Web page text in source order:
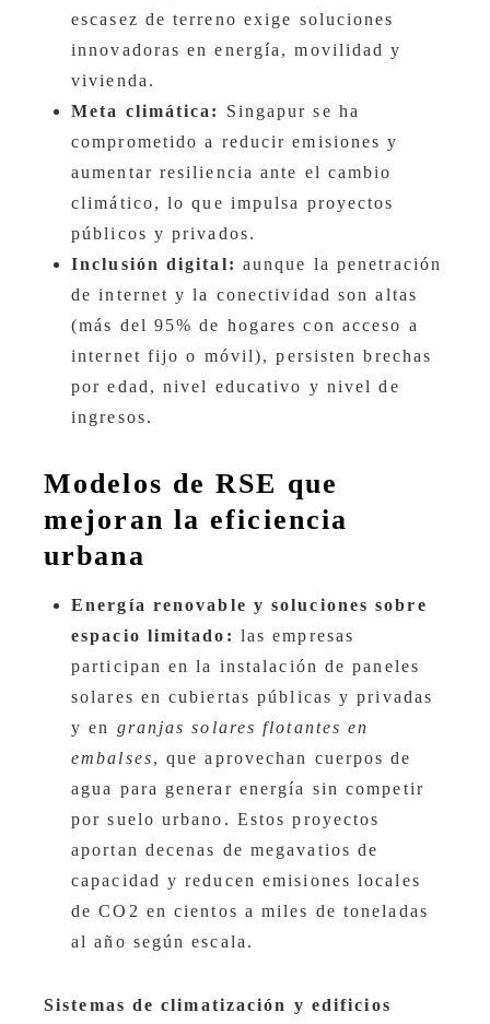
escasez de terreno exige soluciones
innovadoras en energía, movilidad y
vivienda.
Meta climática:
Singapur se ha
comprometido a reducir emisiones y
aumentar resiliencia ante el cambio
climático, lo que impulsa proyectos
públicos y privados.
Inclusión digital: aunque la penetración
de internet y la conectividad son altas
(más del 95% de hogares con acceso a
internet fijo o móvil), persisten brechas
por edad, nivel educativo y nivel de
ingresos.
Modelos de RSE que
mejoran la eficiencia
urbana
Energía renovable y soluciones sobre
espacio limitado: las empresas
participan en la instalación de paneles
solares en cubiertas públicas y privadas
y en granjas solares flotantes en
embalses, que aprovechan cuerpos de
agua para generar energía sin competir
por suelo urbano. Estos proyectos
aportan decenas de megavatios de
capacidad y reducen emisiones locales
de CO2 en cientos a miles de toneladas
al año según escala.
Sistemas de climatización y edificios